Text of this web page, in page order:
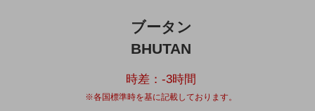
地域社会を支える皆さまと地域課題の解決や
ブータン
BHUTAN
時差： -3時間
※各国標準時を基に記載しております。